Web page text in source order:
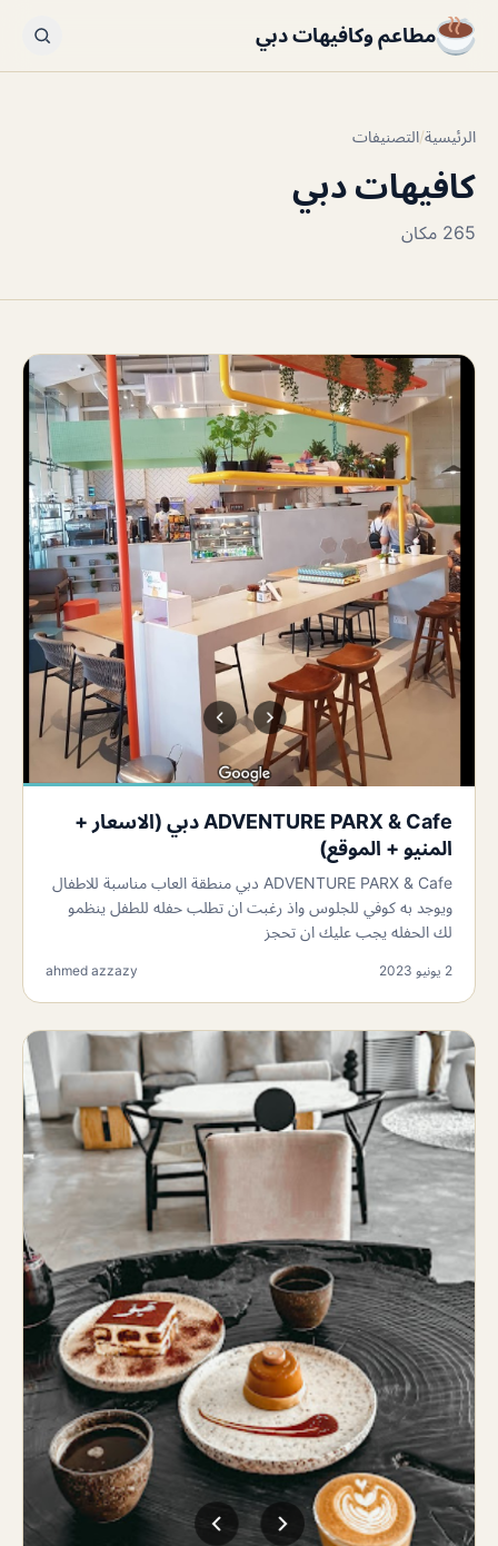
مطاعم وكافيهات دبي
الرئيسية/التصنيفات
كافيهات دبي
265 مكان
ADVENTURE PARX & Cafe دبي (الاسعار +
المنيو + الموقع)
ADVENTURE PARX & Cafe دبي منطقة العاب مناسبة للاطفال
ويوجد به كوفي للجلوس واذ رغبت ان تطلب حفله للطفل ينظمو
لك الحفله يجب عليك ان تحجز
2 يونيو 2023 ahmed azzazy